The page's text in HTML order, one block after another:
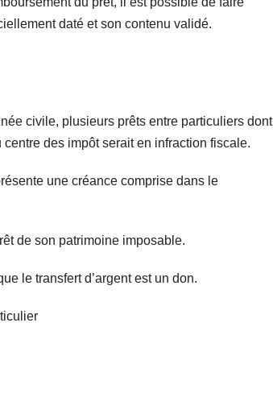
daté et son contenu validé.
civile, plusieurs prêts entre particuliers dont
des impôt serait en infraction fiscale.
une créance comprise dans le
de son patrimoine imposable.
le transfert d’argent est un don.